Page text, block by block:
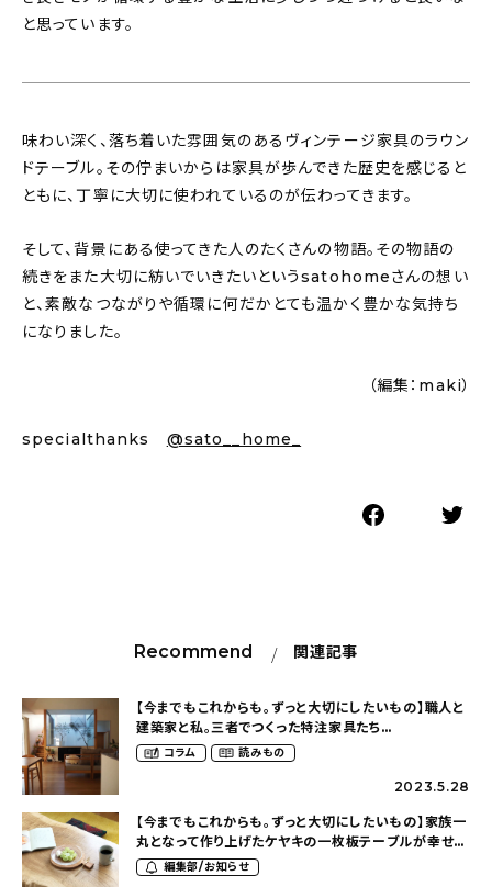
と思っています。
味わい深く、落ち着いた雰囲気のあるヴィンテージ家具のラウン
ドテーブル。その佇まいからは家具が歩んできた歴史を感じると
ともに、丁寧に大切に使われているのが伝わってきます。
そして、背景にある使ってきた人のたくさんの物語。その物語の
続きをまた大切に紡いでいきたいというsatohomeさんの想い
と、素敵なつながりや循環に何だかとても温かく豊かな気持ち
になりました。
（編集：maki）
specialthanks @sato__home_
Recommend 関連記事
【今までもこれからも。ずっと大切にしたいもの】職人と
建築家と私。三者でつくった特注家具たち
（@kitaniwa_daichiさん）
コラム 読みもの
2023.5.28
【今までもこれからも。ずっと大切にしたいもの】家族一
丸となって作り上げたケヤキの一枚板テーブルが幸せを
紡いで（cheerful.lifeさん）
編集部/お知らせ